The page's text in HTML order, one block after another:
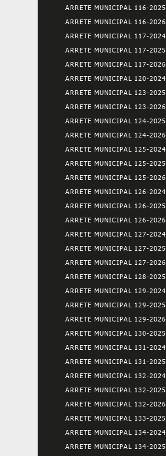
ARRETE MUNICIPAL 116-2025
ARRETE MUNICIPAL 116-2026
ARRETE MUNICIPAL 117-2024
ARRETE MUNICIPAL 117-2025
ARRETE MUNICIPAL 117-2026
ARRETE MUNICIPAL 120-2024
ARRETE MUNICIPAL 123-2025
ARRETE MUNICIPAL 123-2026
ARRETE MUNICIPAL 124-2025
ARRETE MUNICIPAL 124-2026
ARRETE MUNICIPAL 125-2024
ARRETE MUNICIPAL 125-2025
ARRETE MUNICIPAL 125-2026
ARRETE MUNICIPAL 126-2024
ARRETE MUNICIPAL 126-2025
ARRETE MUNICIPAL 126-2026
ARRETE MUNICIPAL 127-2024
ARRETE MUNICIPAL 127-2025
ARRETE MUNICIPAL 127-2026
ARRETE MUNICIPAL 128-2025
ARRETE MUNICIPAL 129-2024
ARRETE MUNICIPAL 129-2025
ARRETE MUNICIPAL 129-2026
ARRETE MUNICIPAL 130-2025
ARRETE MUNICIPAL 131-2024
ARRETE MUNICIPAL 131-2025
ARRETE MUNICIPAL 132-2024
ARRETE MUNICIPAL 132-2025
ARRETE MUNICIPAL 132-2026
ARRETE MUNICIPAL 133-2025
ARRETE MUNICIPAL 134-2024
ARRETE MUNICIPAL 134-2025